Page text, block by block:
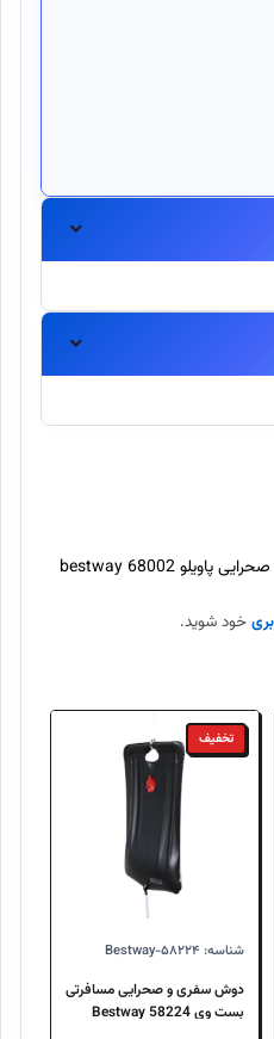
مستقیماً از برندهای معتبر
اولین دیدگاه را برای چادر اضطراری صحرایی پاویلو 68002 bestway
خود شوید.
تخفیف
شناسه: Bestway-۵۸۲۲۴
دوش سفری و صحرایی مسافرتی
بست وی 58224 Bestway